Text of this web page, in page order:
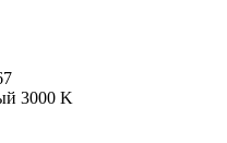
3000 K